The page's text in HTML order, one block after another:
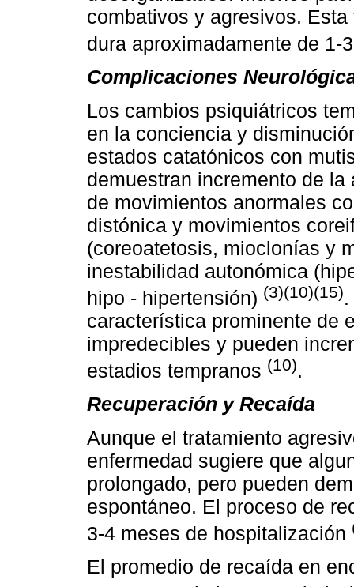
combativos y agresivos.
dura aproximadamente de 1-
Complicaciones
Los cambios psiquiátricos
en la conciencia y
estados catatónicos con
demuestran incremento de
de movimientos anormales
distónica y movimientos
(coreoatetosis, mioclonías y
inestabilidad autonómica
hipo - hipertensión) (3)(10)(15)
característica prominente de
impredecibles y pueden
estadios tempranos (10).
Recuperación y Recaída
Aunque el tratamiento
enfermedad sugiere que
prolongado, pero pueden
espontáneo. El proceso de
3-4 meses de hospitalización
El promedio de recaída en